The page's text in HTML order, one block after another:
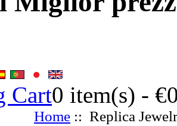
Cart0 item(s) -
Home :: Replica